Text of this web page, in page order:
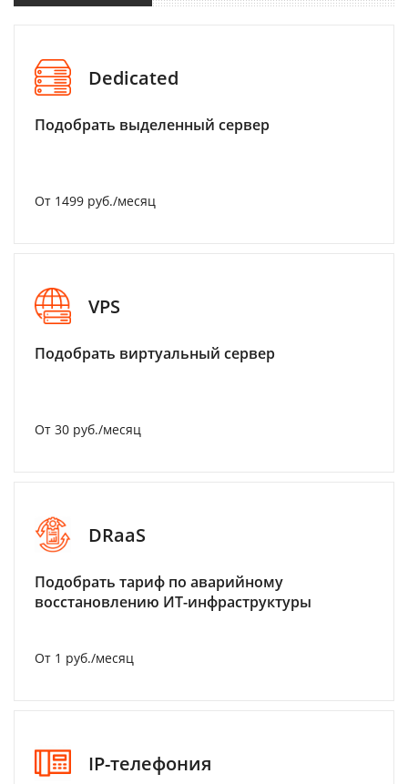
Dedicated
Подобрать выделенный сервер
От 1499 руб./месяц
VPS
Подобрать виртуальный сервер
От 30 руб./месяц
DRaaS
Подобрать тариф по аварийному
восстановлению ИТ-инфраструктуры
От 1 руб./месяц
IP-телефония